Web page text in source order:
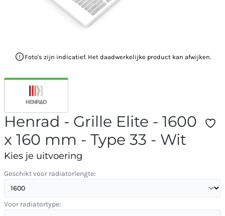
Foto's zijn indicatief. Het daadwerkelijke product kan afwijken.
Henrad - Grille Elite - 1600
x 160 mm - Type 33 - Wit
Kies je uitvoering
Geschikt voor radiatorlengte:
Voor radiatortype: